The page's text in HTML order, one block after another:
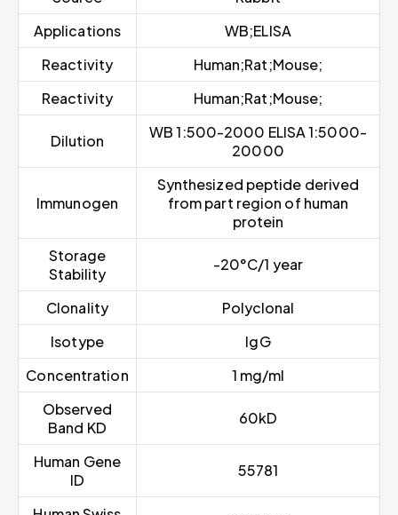
Applications
WB;ELISA
Reactivity
Human;Rat;Mouse;
Reactivity
Human;Rat;Mouse;
Dilution
WB 1:500-2000 ELISA 1:5000-
20000
Immunogen
Synthesized peptide derived
from part region of human
protein
Storage
Stability
-20°C/1 year
Clonality
Polyclonal
Isotype
IgG
Concentration
1 mg/ml
Observed
Band KD
60kD
Human Gene
ID
55781